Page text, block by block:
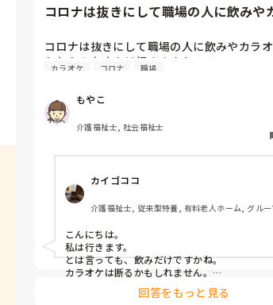
コロナは抜きにして職場の人に飲みや
コロナは抜きにして職場の人に飲みやカラ
れたらみなさんは行きますか？？
カラオケ コロナ 職場
もやこ
介護福祉士, 社会福祉士
カイゴココ
介護福祉士, 従来型特養, 有料老人ホーム, グル
こんにちは。
私は行きます。
とは言っても、飲みだけですかね。
カラオケは断るかもしれません。
飲むと仲良くなれる気がしますし、一緒に飲
て思う人と行くので、楽しいです。
回答をもっと見る